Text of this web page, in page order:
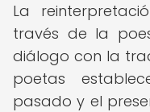
La
través de la
diálogo con la
poetas
pasado y el